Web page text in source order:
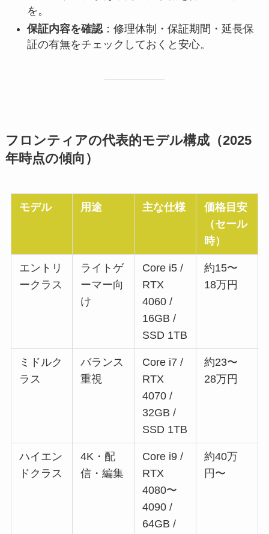
を。
保証内容を確認：修理体制・保証期間・延長保
証の有無をチェックしておくと安心。
フロンティアの代表的モデル構成（2025
年時点の傾向）
モデル 用途 主な仕様
価格目安
（セール
時）
エントリ
ークラス
ライトゲ
ーマー向
け
Core i5 /
RTX
4060 /
16GB /
SSD 1TB
約15〜
18万円
ミドルク
ラス
バランス
重視
Core i7 /
RTX
4070 /
32GB /
SSD 1TB
約23〜
28万円
ハイエン
ドクラス
4K・配
信・編集
Core i9 /
RTX
4080〜
4090 /
64GB /
約40万
円〜